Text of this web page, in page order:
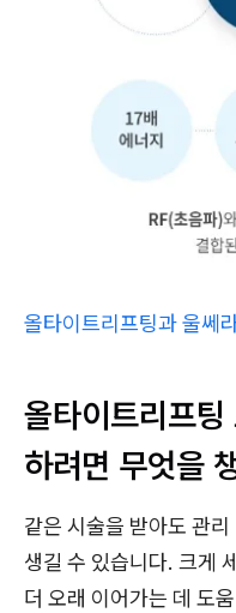
올타이트리프팅과 울쎄
올타이트리프
하려면 무엇을
같은 시술을 받아도 관
생길 수 있습니다. 크게
더 오래 이어가는 데 도